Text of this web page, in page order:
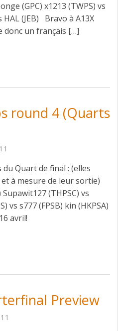
(GPC) x1213 (TWPS) vs
HAL (JEB) Bravo à A13X
donc un français […]
round 4 (Quarts
Quart de final : (elles
à mesure de leur sortie)
Supawit127 (THPSC) vs
vs s777 (FPSB) kin (HKPSA)
avril!
Preview